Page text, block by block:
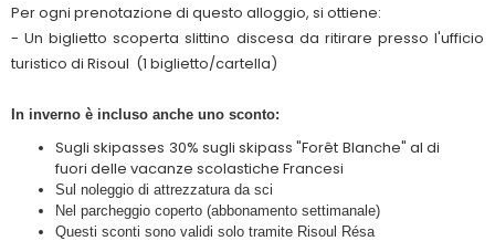
Per ogni prenotazione di questo alloggio, si ottiene:
- Un biglietto scoperta slittino discesa da ritirare presso l'ufficio
turistico di Risoul (1 biglietto/cartella)
In inverno è incluso anche uno sconto:
Sugli skipasses 30% sugli skipass "Forêt Blanche" al di
fuori delle vacanze scolastiche Francesi
Sul noleggio di attrezzatura da sci
Nel parcheggio coperto (abbonamento settimanale)
Questi sconti sono validi solo tramite Risoul Résa